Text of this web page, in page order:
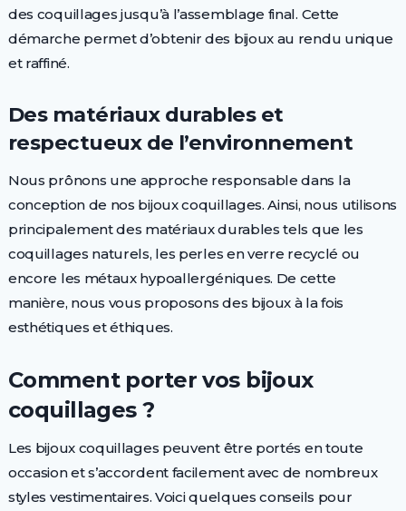
des coquillages jusqu’à l’assemblage final. Cette
démarche permet d’obtenir des bijoux au rendu unique
et raffiné.
Des matériaux durables et
respectueux de l’environnement
Nous prônons une approche responsable dans la
conception de nos bijoux coquillages. Ainsi, nous utilisons
principalement des matériaux durables tels que les
coquillages naturels, les perles en verre recyclé ou
encore les métaux hypoallergéniques. De cette
manière, nous vous proposons des bijoux à la fois
esthétiques et éthiques.
Comment porter vos bijoux
coquillages ?
Les bijoux coquillages peuvent être portés en toute
occasion et s’accordent facilement avec de nombreux
styles vestimentaires. Voici quelques conseils pour